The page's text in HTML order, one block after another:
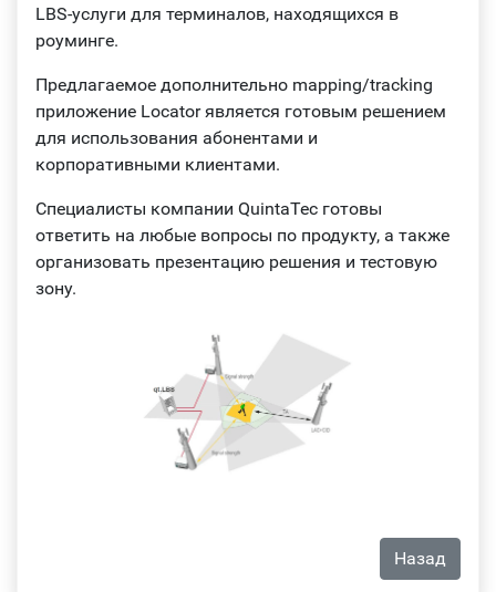
LBS-услуги для терминалов, находящихся в
роуминге.
Предлагаемое дополнительно mapping/tracking
приложение Locator является готовым решением
для использования абонентами и
корпоративными клиентами.
Специалисты компании QuintaTec готовы
ответить на любые вопросы по продукту, а также
организовать презентацию решения и тестовую
зону.
Назад